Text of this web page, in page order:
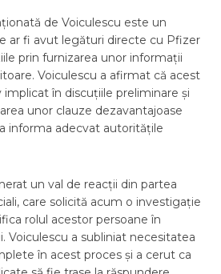
de Voiculescu este un
ar fi avut legături directe cu Pfizer
prin furnizarea unor informații
Voiculescu a afirmat că acest
în discuțiile preliminare și
unor clauze dezavantajoase
informa adecvat autoritățile
un val de reacții din partea
care solicită acum o investigație
rolul acestor persoane în
Voiculescu a subliniat necesitatea
în acest proces și a cerut ca